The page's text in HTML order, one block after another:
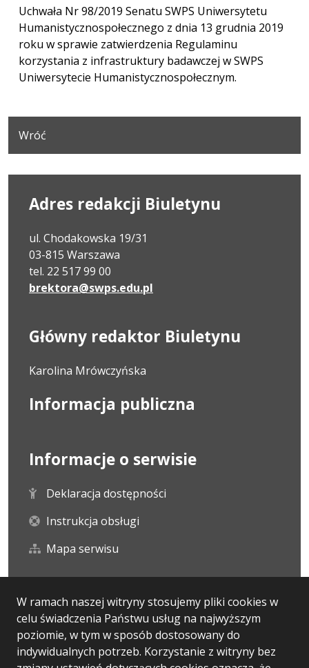
W ramach naszej witryny stosujemy pliki cookies w
celu świadczenia Państwu usług na najwyższym
poziomie, w tym w sposób dostosowany do
indywidualnych potrzeb. Korzystanie z witryny bez
Uchwała Nr 98/2019 Senatu SWPS Uniwersytetu
Humanistycznospołecznego z dnia 13 grudnia 2019
roku w sprawie zatwierdzenia Regulaminu
korzystania z infrastruktury badawczej w SWPS
Uniwersytecie Humanistycznospołecznym.
Wróć
Adres redakcji Biuletynu
ul. Chodakowska 19/31
03-815 Warszawa
tel. 22 517 99 00
brektora@swps.edu.pl
Główny redaktor Biuletynu
Karolina Mrówczyńska
Informacja publiczna
Informacje o serwisie
Deklaracja dostępności
Instrukcja obsługi
Mapa serwisu
Statystyka i dane osobowe
Statystyki oglądalności
Ostatnio dodane